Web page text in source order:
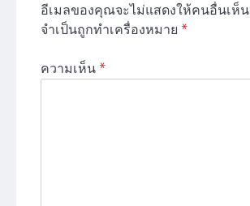
อีเมลของคุณจะไม่แสดงให้คนอื่นเห็น
จำเป็นถูกทำเครื่องหมาย *
ความเห็น*